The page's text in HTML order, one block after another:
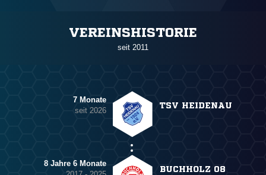
VEREINSHISTORIE
seit 2011
7 Monate
seit 2026
TSV HEIDENAU
8 Jahre 6 Monate
BUCHHOLZ 08